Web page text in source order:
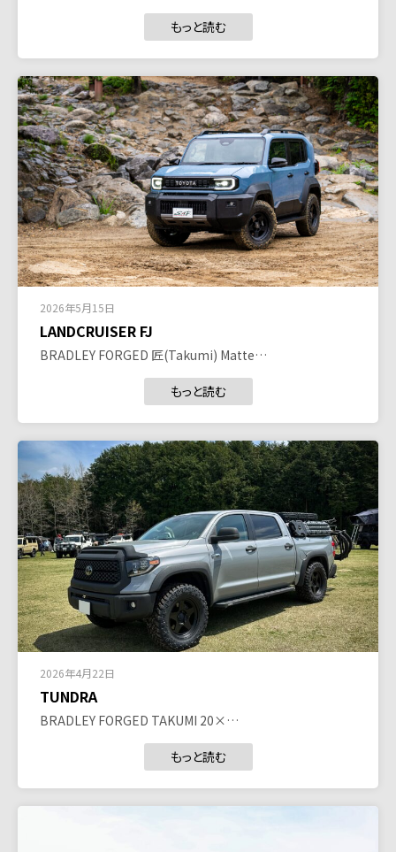
もっと読む
2026年5月15日
LANDCRUISER FJ
BRADLEY FORGED 匠(Takumi) Matte…
もっと読む
2026年4月22日
TUNDRA
BRADLEY FORGED TAKUMI 20×…
もっと読む